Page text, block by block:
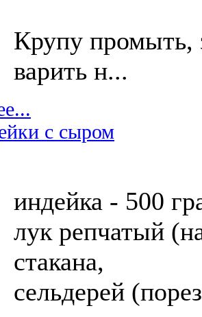
Крупу промыть,
варить н...
с сыром
индейка - 500
лук репчатый
стакана,
сельдерей